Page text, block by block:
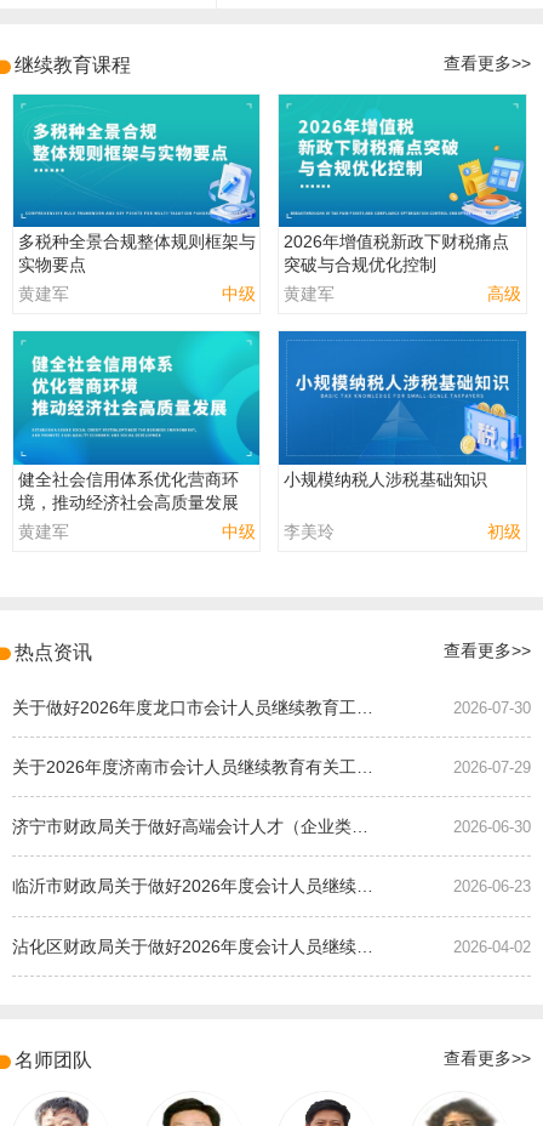
继续教育课程 查看更多>>
多税种全景合规整体规则框架与
实物要点
黄建军
中级
2026年增值税新政下财税痛点
突破与合规优化控制
黄建军
高级
健全社会信用体系优化营商环
境，推动经济社会高质量发展
黄建军
中级
小规模纳税人涉税基础知识
李美玲 初级
热点资讯 查看更多>>
2026-07-30
2026-07-29
济宁市财政局关于做好高端会计人才（企业类）培养班选拔工作的通知 2026-06-30
临沂市财政局关于做好2026年度会计人员继续教育有关工作的通知 2026-06-23
2026-04-02
名师团队 查看更多>>